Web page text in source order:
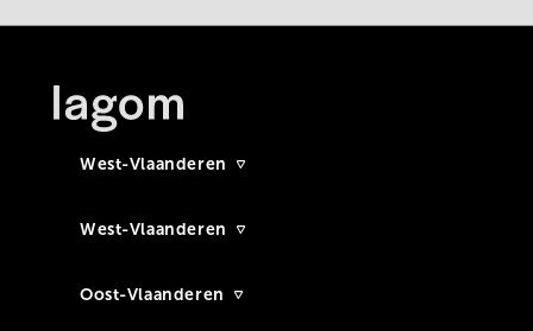
West-Vlaanderen
West-Vlaanderen
Oost-Vlaanderen